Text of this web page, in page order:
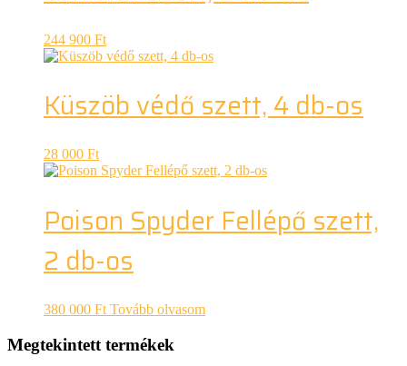
244 900 Ft
Küszöb védő szett, 4 db-os
28 000 Ft
Poison Spyder Fellépő szett,
2 db-os
380 000 Ft Tovább olvasom
Megtekintett termékek